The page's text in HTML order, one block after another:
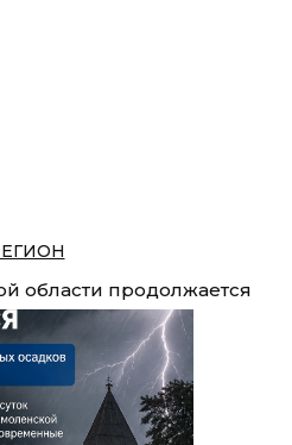
области продолжается